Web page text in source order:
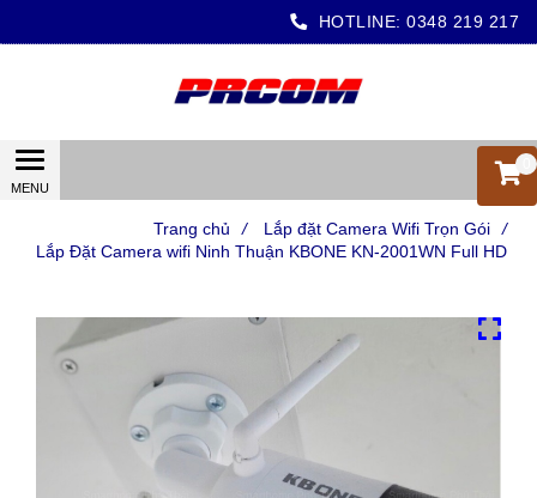
HOTLINE: 0348 219 217
Trang chủ / Lắp đặt Camera Wifi Trọn Gói
/
Lắp Đặt Camera wifi Ninh Thuận KBONE KN-2001WN Full HD